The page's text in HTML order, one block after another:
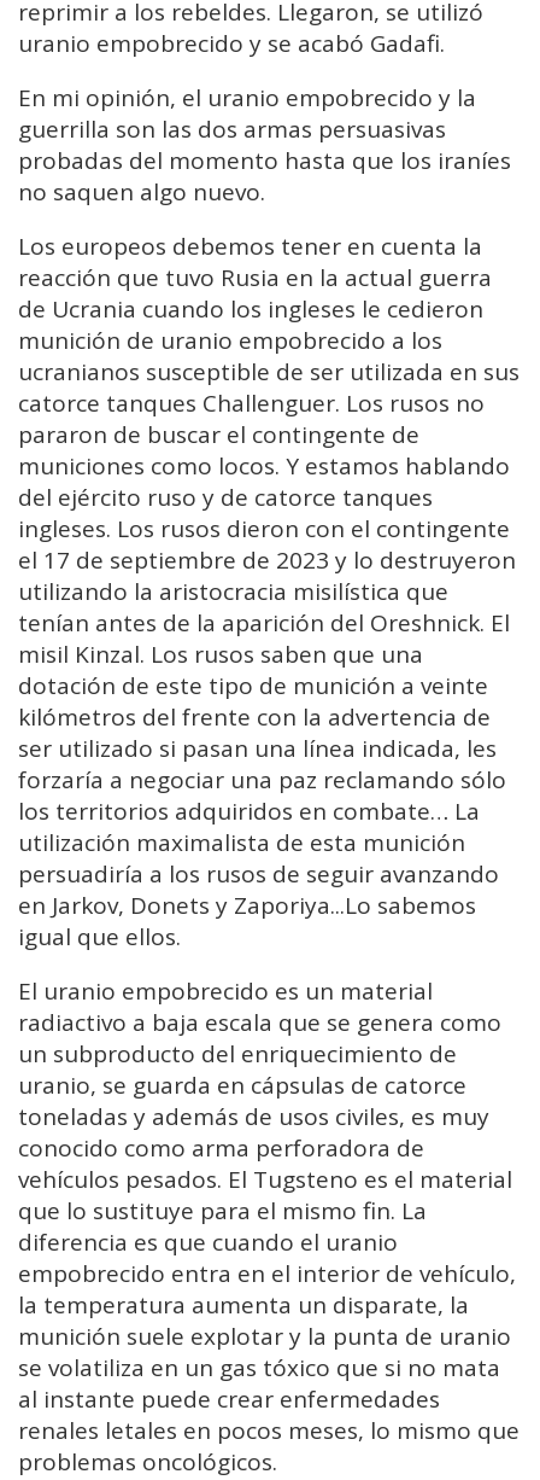
reprimir a los rebeldes. Llegaron, se utilizó
uranio empobrecido y se acabó Gadafi.
En mi opinión, el uranio empobrecido y la
guerrilla son las dos armas persuasivas
probadas del momento hasta que los iraníes
no saquen algo nuevo.
Los europeos debemos tener en cuenta la
reacción que tuvo Rusia en la actual guerra
de Ucrania cuando los ingleses le cedieron
munición de uranio empobrecido a los
ucranianos susceptible de ser utilizada en sus
catorce tanques Challenguer. Los rusos no
pararon de buscar el contingente de
municiones como locos. Y estamos hablando
del ejército ruso y de catorce tanques
ingleses. Los rusos dieron con el contingente
el 17 de septiembre de 2023 y lo destruyeron
utilizando la aristocracia misilística que
tenían antes de la aparición del Oreshnick. El
misil Kinzal. Los rusos saben que una
dotación de este tipo de munición a veinte
kilómetros del frente con la advertencia de
ser utilizado si pasan una línea indicada, les
forzaría a negociar una paz reclamando sólo
los territorios adquiridos en combate… La
utilización maximalista de esta munición
persuadiría a los rusos de seguir avanzando
en Jarkov, Donets y Zaporiya...Lo sabemos
igual que ellos.
El uranio empobrecido es un material
radiactivo a baja escala que se genera como
un subproducto del enriquecimiento de
uranio, se guarda en cápsulas de catorce
toneladas y además de usos civiles, es muy
conocido como arma perforadora de
vehículos pesados. El Tugsteno es el material
que lo sustituye para el mismo fin. La
diferencia es que cuando el uranio
empobrecido entra en el interior de vehículo,
la temperatura aumenta un disparate, la
munición suele explotar y la punta de uranio
se volatiliza en un gas tóxico que si no mata
al instante puede crear enfermedades
renales letales en pocos meses, lo mismo que
problemas oncológicos.